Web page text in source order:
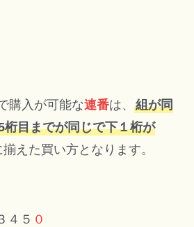
購入が可能な連番は、 組が同
桁目までが同じで下１桁が
揃えた買い方となります。
４５ ０